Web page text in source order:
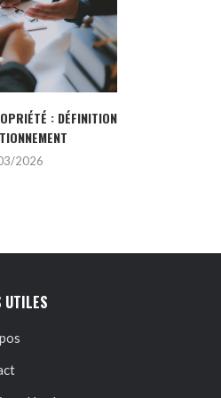
: DÉFINITION
2026
UTILES